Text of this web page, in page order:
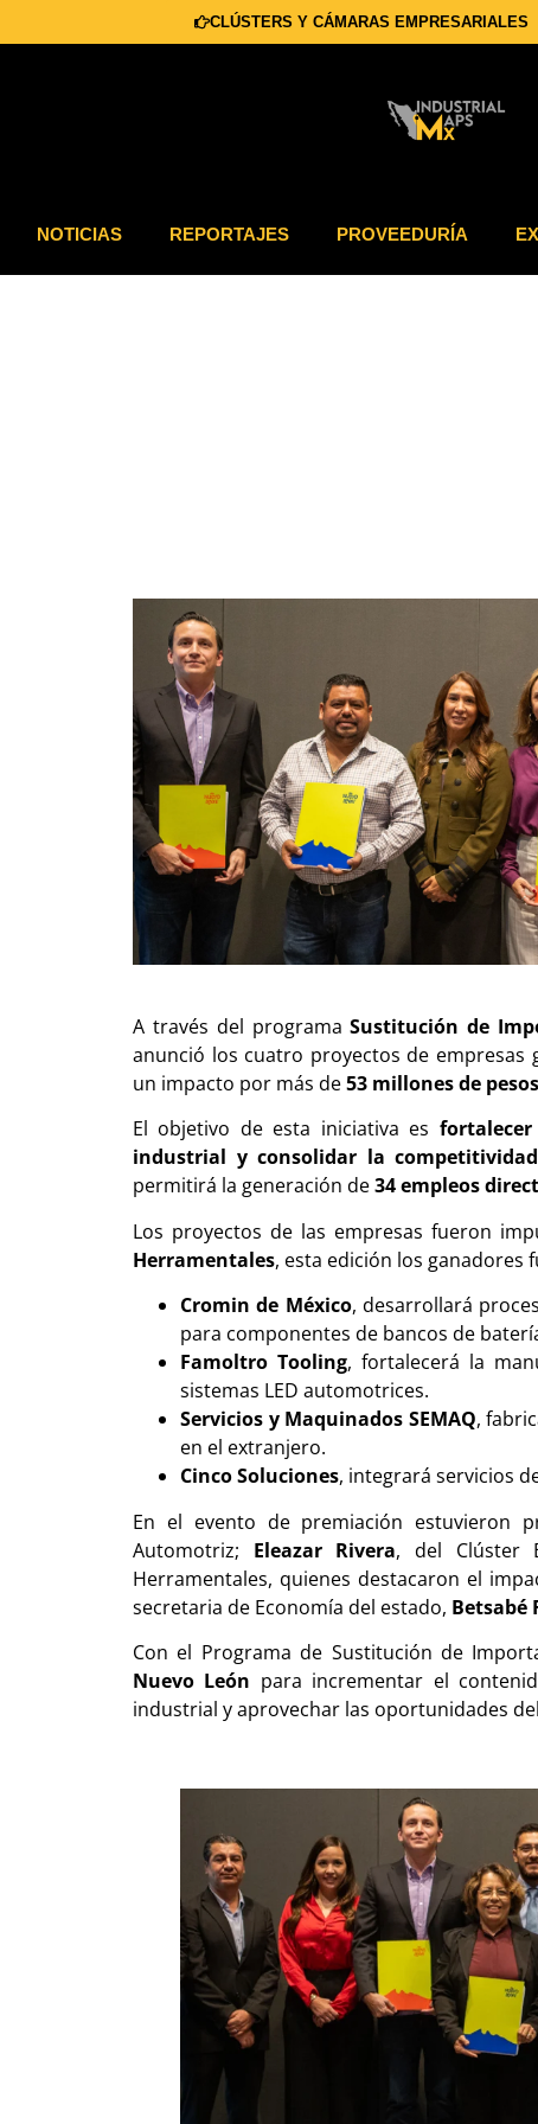
CLÚSTERS Y CÁMARAS EMPRESARIALES
NOTICIAS REPORTAJES PROVEEDURÍA
A través del programaSustitución de
anunció los cuatro proyectos de empresas
un impacto por más de53 millones de pesos
El objetivo de esta iniciativa es
industrial y consolidar la competitividad
permitirá la generación de34 empleos
Los proyectos de las empresas fueron
Herramentales, esta edición los ganadores
Cromin de México, desarrollará
para componentes de bancos de
Famoltro Tooling, fortalecerá la
sistemas LED automotrices.
Servicios y Maquinados SEMAQ,
en el extranjero.
Cinco Soluciones, integrará servicios
En el evento de premiación estuvieron
Automotriz; Eleazar Rivera, del Clúster
Herramentales, quienes destacaron el
secretaria de Economía del estado, Betsabé
Con el Programa de Sustitución de
Nuevo León para incrementar el
industrial y aprovechar las oportunidades